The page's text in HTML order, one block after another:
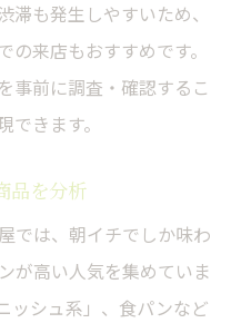
も発生しやすいため、
来店もおすすめです。
事前に調査・確認するこ
きます。
品を分析
では、朝イチでしか味わ
が高い人気を集めていま
ッシュ系」、食パンなど